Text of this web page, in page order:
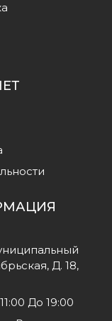
Д. 18,
До 19:00